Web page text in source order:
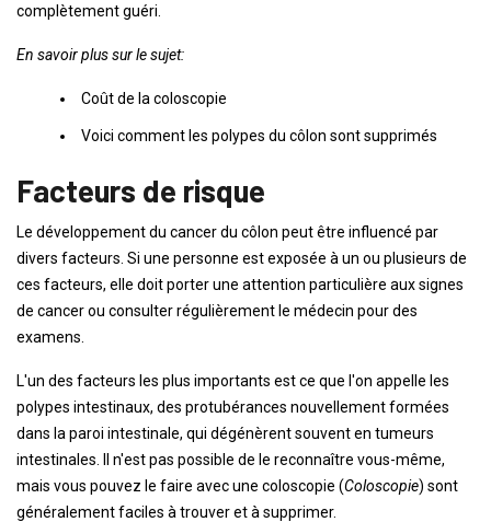
complètement guéri.
En savoir plus sur le sujet:
Coût de la coloscopie
Voici comment les polypes du côlon sont supprimés
Facteurs de risque
Le développement du cancer du côlon peut être influencé par
divers facteurs. Si une personne est exposée à un ou plusieurs de
ces facteurs, elle doit porter une attention particulière aux signes
de cancer ou consulter régulièrement le médecin pour des
examens.
L'un des facteurs les plus importants est ce que l'on appelle les
polypes intestinaux, des protubérances nouvellement formées
dans la paroi intestinale, qui dégénèrent souvent en tumeurs
intestinales. Il n'est pas possible de le reconnaître vous-même,
mais vous pouvez le faire avec une coloscopie (Coloscopie) sont
généralement faciles à trouver et à supprimer.